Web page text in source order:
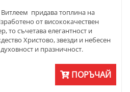
придава топлина на
от висококачествен
то съчетава елегантност и
Христово, звезди и небесен
и празничност.
маса, за уютен семеен
заведения с класическа
е подходящ както за централна
подарък, който оставя спомен.
ПОРЪЧАЙ